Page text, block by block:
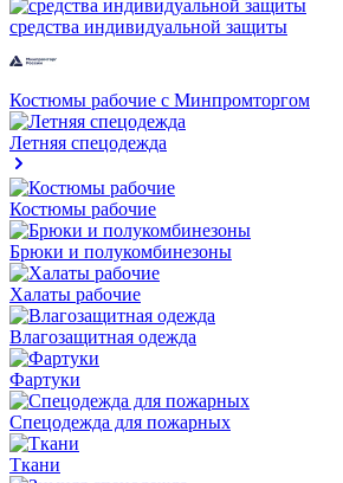
средства индивидуальной защиты
Костюмы рабочие с Минпромторгом
Летняя спецодежда
Костюмы рабочие
Брюки и полукомбинезоны
Халаты рабочие
Влагозащитная одежда
Фартуки
Спецодежда для пожарных
Ткани